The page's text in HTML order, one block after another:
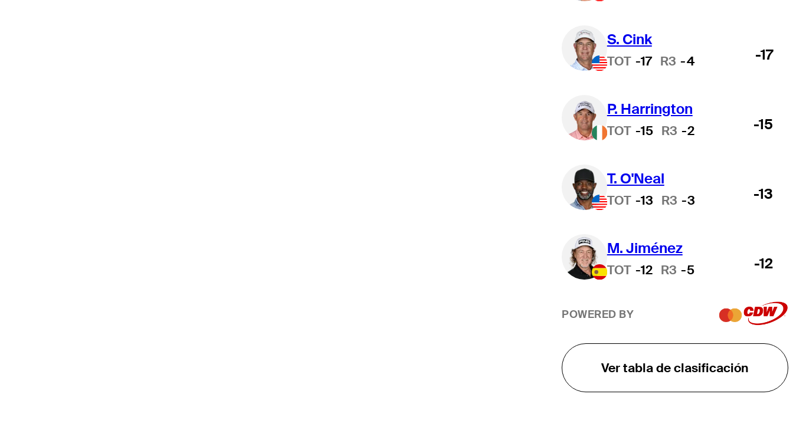
S. Cink
TOT -17 R3 -4 -17
P. Harrington
TOT -15 R3 -2 -15
T. O'Neal
TOT -13 R3 -3 -13
M. Jiménez
TOT -12 R3 -5 -12
POWERED BY
Ver tabla de clasificación